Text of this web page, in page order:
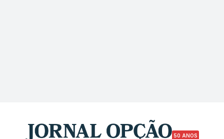
50 ANOS